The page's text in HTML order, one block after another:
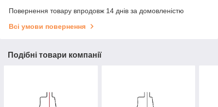
Повернення товару впродовж 14 днів за домовленістю
Всі умови повернення
Подібні товари компанії